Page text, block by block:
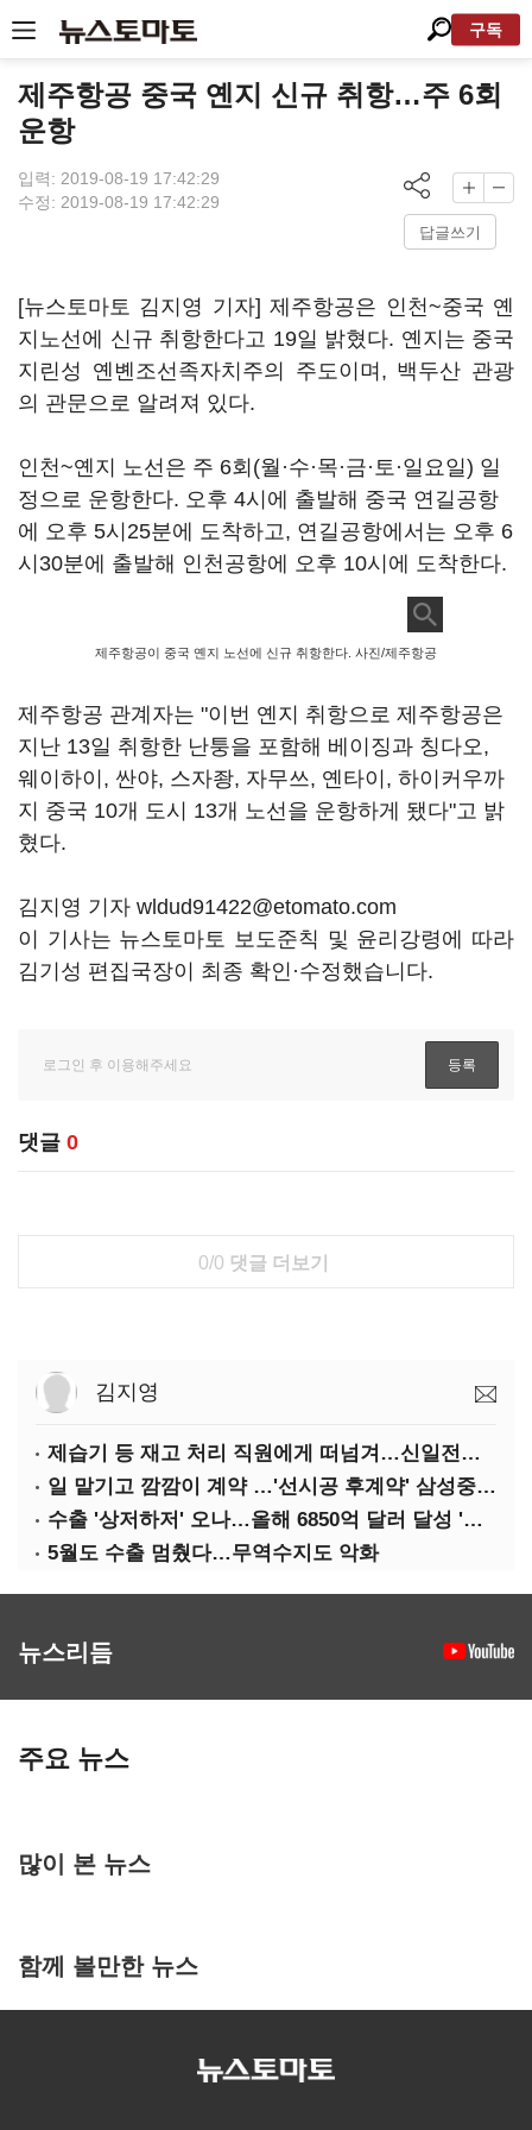
구독
제주항공 중국 옌지 신규 취항…주 6회
운항
입력: 2019-08-19 17:42:29
수정: 2019-08-19 17:42:29
답글쓰기
[뉴스토마토 김지영 기자] 제주항공은 인천~중국 옌
지노선에 신규 취항한다고 19일 밝혔다. 옌지는 중국
지린성 옌볜조선족자치주의 주도이며, 백두산 관광
의 관문으로 알려져 있다.
인천~옌지 노선은 주 6회(월·수·목·금·토·일요일) 일
정으로 운항한다. 오후 4시에 출발해 중국 연길공항
에 오후 5시25분에 도착하고, 연길공항에서는 오후 6
시30분에 출발해 인천공항에 오후 10시에 도착한다.
제주항공이 중국 옌지 노선에 신규 취항한다. 사진/제주항공
제주항공 관계자는 "이번 옌지 취항으로 제주항공은
지난 13일 취항한 난퉁을 포함해 베이징과 칭다오,
웨이하이, 싼야, 스자좡, 자무쓰, 옌타이, 하이커우까
지 중국 10개 도시 13개 노선을 운항하게 됐다"고 밝
혔다.
김지영 기자 wldud91422@etomato.com
이 기사는 뉴스토마토 보도준칙 및 윤리강령에 따라
김기성 편집국장이 최종 확인·수정했습니다.
댓글 0
0/0 댓글 더보기
김지영
제습기 등 재고 처리 직원에게 떠넘겨…신일전자 '과징금 처벌'
일 맡기고 깜깜이 계약 …'선시공 후계약' 삼성중공업 덜미
수출 '상저하저' 오나…올해 6850억 달러 달성 '빨간불'
5월도 수출 멈췄다…무역수지도 악화
뉴스리듬
주요 뉴스
많이 본 뉴스
함께 볼만한 뉴스